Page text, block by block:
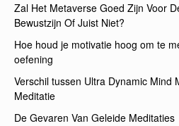
Zal Het Metaverse Goed Zijn Voor
Bewustzijn Of Juist Niet?
Hoe houd je motivatie hoog om te
oefening
Verschil tussen Ultra Dynamic Mind
Meditatie
De Gevaren Van Geleide Meditaties